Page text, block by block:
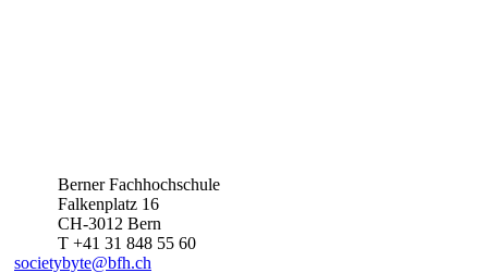
Berner Fachhochschule
Falkenplatz 16
CH-3012 Bern
T +41 31 848 55 60
societybyte@bfh.ch